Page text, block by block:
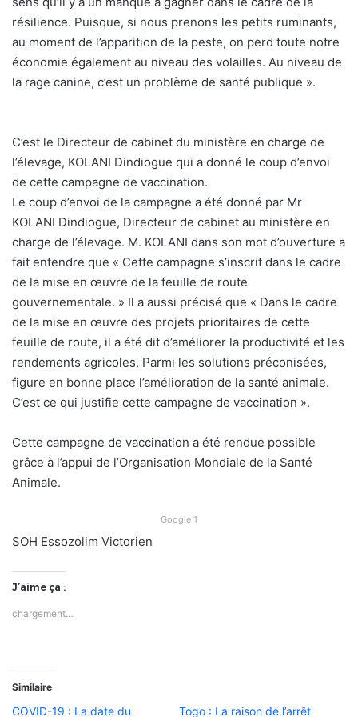
résilience. Puisque, si nous prenons les petits ruminants,
au moment de l’apparition de la peste, on perd toute notre
économie également au niveau des volailles. Au niveau de
la rage canine, c’est un problème de santé publique ».
C’est le Directeur de cabinet du ministère en charge de
l’élevage, KOLANI Dindiogue qui a donné le coup d’envoi
de cette campagne de vaccination.
Le coup d’envoi de la campagne a été donné par Mr
KOLANI Dindiogue, Directeur de cabinet au ministère en
charge de l’élevage. M. KOLANI dans son mot d’ouverture a
fait entendre que « Cette campagne s’inscrit dans le cadre
de la mise en œuvre de la feuille de route
gouvernementale. » Il a aussi précisé que « Dans le cadre
de la mise en œuvre des projets prioritaires de cette
feuille de route, il a été dit d’améliorer la productivité et les
rendements agricoles. Parmi les solutions préconisées,
figure en bonne place l’amélioration de la santé animale.
C’est ce qui justifie cette campagne de vaccination ».
Cette campagne de vaccination a été rendue possible
grâce à l’appui de l’Organisation Mondiale de la Santé
Animale.
Google 1
SOH Essozolim Victorien
J’aime ça :
chargement…
Similaire
COVID-19 : La date du Togo : La raison de l’arrêt